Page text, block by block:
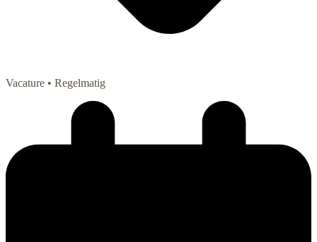
Vacature • Regelmatig